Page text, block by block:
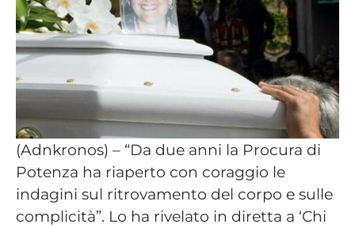
(Adnkronos) – “Da due anni la Procura di
Potenza ha riaperto con coraggio le
indagini sul ritrovamento del corpo e sulle
complicità”. Lo ha rivelato in diretta a ‘Chi